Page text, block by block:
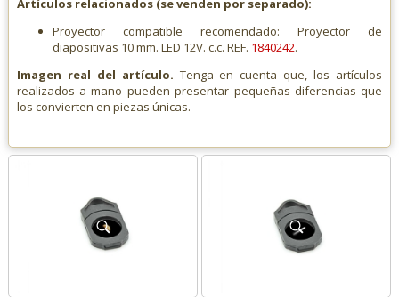
Artículos relacionados (se venden por separado):
Proyector compatible recomendado: Proyector de
diapositivas 10 mm. LED 12V. c.c. REF. 1840242.
Imagen real del artículo. Tenga en cuenta que, los artículos
realizados a mano pueden presentar pequeñas diferencias que
los convierten en piezas únicas.